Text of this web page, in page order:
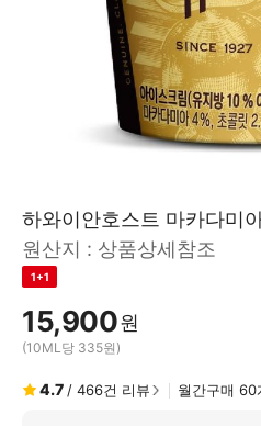
하와이안호스트 마카다미
원산지 : 상품상세참조
1+1
15,900원
(10ML당 335원)
4.7 / 466건 리뷰 월간구매 60